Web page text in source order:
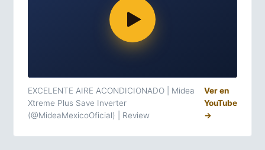
EXCELENTE AIRE ACONDICIONADO | Midea
Xtreme Plus Save Inverter
(@MideaMexicoOficial) | Review
Ver en
YouTube
→